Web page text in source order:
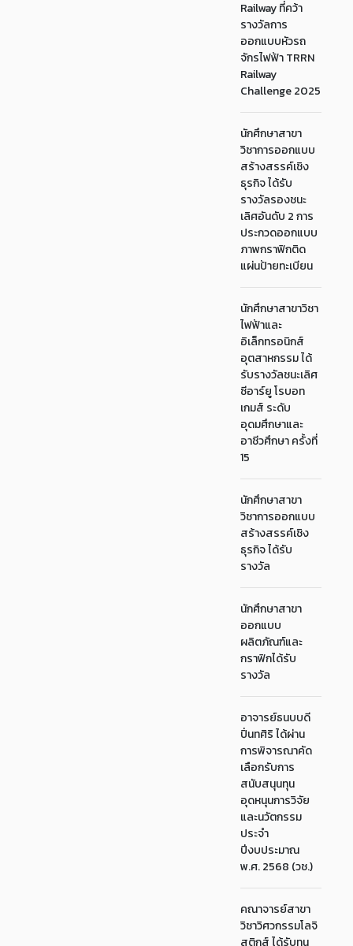
Railway ที่คว้า
รางวัลการ
ออกแบบหัวรถ
จักรไฟฟ้า TRRN
Railway
Challenge 2025
นักศึกษาสาขา
วิชาการออกแบบ
สร้างสรรค์เชิง
ธุรกิจ ได้รับ
รางวัลรองชนะ
เลิศอันดับ 2 การ
ประกวดออกแบบ
ภาพกราฟิกติด
แผ่นป้ายทะเบียน
นักศึกษาสาขาวิชา
ไฟฟ้าและ
อิเล็กทรอนิกส์
อุตสาหกรรม ได้
รับรางวัลชนะเลิศ
ซีอาร์ยู โรบอท
เกมส์ ระดับ
อุดมศึกษาและ
อาชีวศึกษา ครั้งที่
15
นักศึกษาสาขา
วิชาการออกแบบ
สร้างสรรค์เชิง
ธุรกิจ ได้รับ
รางวัล
นักศึกษาสาขา
ออกแบบ
ผลิตภัณฑ์และ
กราฟิกได้รับ
รางวัล
อาจารย์ธนบบดี
ปิ่นทศิริ ได้ผ่าน
การพิจารณาคัด
เลือกรับการ
สนับสนุนทุน
อุดหนุนการวิจัย
และนวัตกรรม
ประจำ
ปีงบประมาณ
พ.ศ. 2568 (วช.)
คณาจารย์สาขา
วิชาวิศวกรรมโลจิ
สติกส์ ได้รับทุน